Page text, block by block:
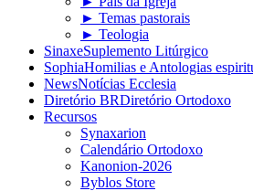
► Temas pastorais
► Teologia
SinaxeSuplemento Litúrgico
SophiaHomilias e Antologias
NewsNotícias Ecclesia
Diretório BRDiretório Ortodoxo
Recursos
Synaxarion
Calendário Ortodoxo
Kanonion-2026
Byblos Store